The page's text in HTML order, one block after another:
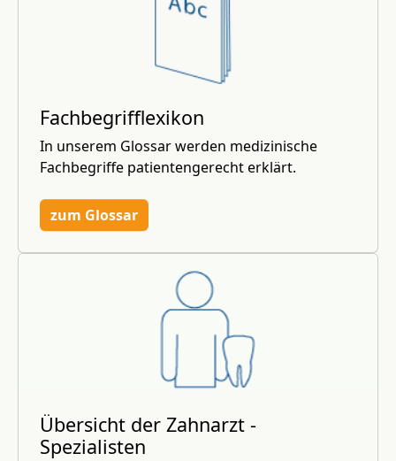
Fachbegrifflexikon
In unserem Glossar werden medizinische
Fachbegriffe patientengerecht erklärt.
zum Glossar
Übersicht der Zahnarzt -
Spezialisten